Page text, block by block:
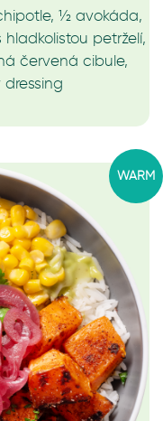
½ avokáda,
petrželí,
červená cibule,
WARM